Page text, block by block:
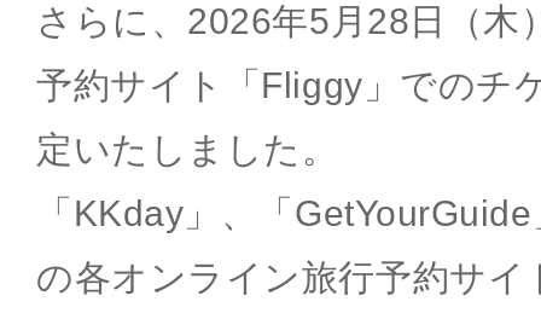
さらに、2026年5月28日（木
予約サイト「Fliggy」でのチ
定いたしました。
「KKday」、「
の各オンライン旅行予約サ